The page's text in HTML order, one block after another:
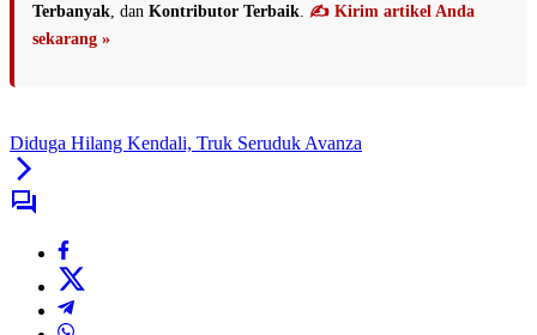
Terbanyak , dan Kontributor Terbaik ✍️ Kirim artikel Anda
sekarang »
Diduga Hilang Kendali, Truk Seruduk Avanza